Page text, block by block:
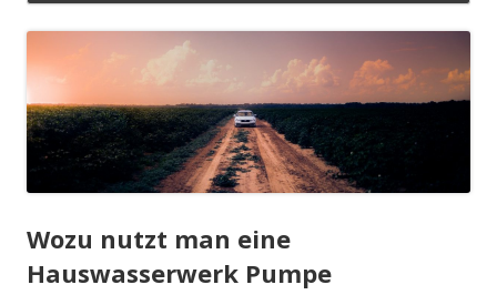
Zum
Inhalt
Wozu nutzt man eine
Hauswasserwerk Pumpe